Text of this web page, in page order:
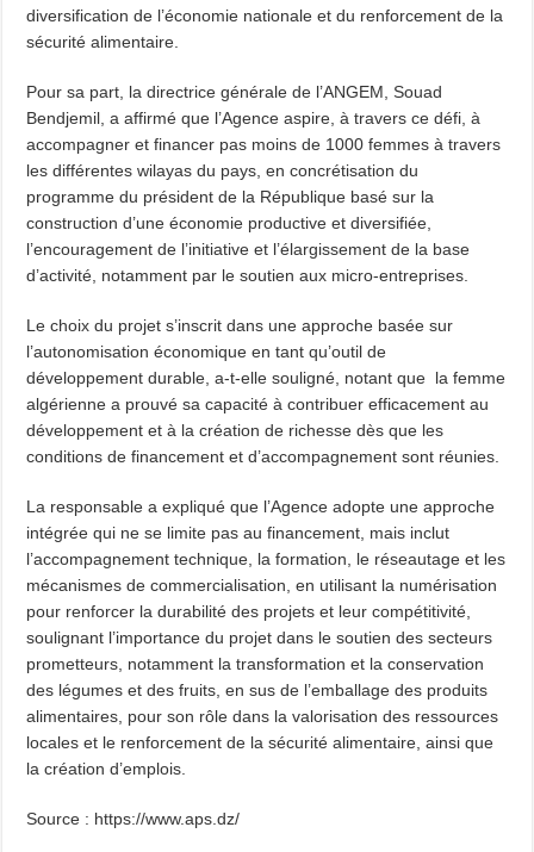
diversification de l’économie nationale et du renforcement de la
sécurité alimentaire.
Pour sa part, la directrice générale de l’ANGEM, Souad
Bendjemil, a affirmé que l’Agence aspire, à travers ce défi, à
accompagner et financer pas moins de 1000 femmes à travers
les différentes wilayas du pays, en concrétisation du
programme du président de la République basé sur la
construction d’une économie productive et diversifiée,
l’encouragement de l’initiative et l’élargissement de la base
d’activité, notamment par le soutien aux micro-entreprises.
Le choix du projet s’inscrit dans une approche basée sur
l’autonomisation économique en tant qu’outil de
développement durable, a-t-elle souligné, notant que la femme
algérienne a prouvé sa capacité à contribuer efficacement au
développement et à la création de richesse dès que les
conditions de financement et d’accompagnement sont réunies.
La responsable a expliqué que l’Agence adopte une approche
intégrée qui ne se limite pas au financement, mais inclut
l’accompagnement technique, la formation, le réseautage et les
mécanismes de commercialisation, en utilisant la numérisation
pour renforcer la durabilité des projets et leur compétitivité,
soulignant l’importance du projet dans le soutien des secteurs
prometteurs, notamment la transformation et la conservation
des légumes et des fruits, en sus de l’emballage des produits
alimentaires, pour son rôle dans la valorisation des ressources
locales et le renforcement de la sécurité alimentaire, ainsi que
la création d’emplois.
Source : https://www.aps.dz/